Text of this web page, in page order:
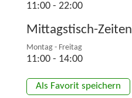
11:00 - 22:00
Mittagstisch-Zeiten
Montag - Freitag
11:00 - 14:00
Als Favorit speichern